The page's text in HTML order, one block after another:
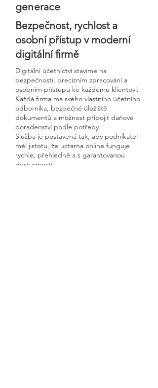
generace
Bezpečnost, rychlost a
osobní přístup v moderní
digitální firmě
Digitální účetnictví stavíme na
bezpečnosti, precizním zpracování a
osobním přístupu ke každému klientovi.
Každá firma má svého vlastního účetního
odborníka, bezpečné úložiště
dokumentů a možnost připojit daňové
poradenství podle potřeby.
Služba je postavená tak, aby podnikatel
měl jistotu, že uctarna online funguje
rychle, přehledně a s garantovanou
dostupností.